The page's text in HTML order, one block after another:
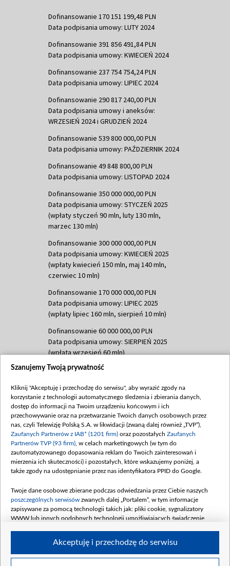
Dofinansowanie 170 151 199,48 PLN
Data podpisania umowy: LUTY 2024
Dofinansowanie 391 856 491,84 PLN
Data podpisania umowy: KWIECIEŃ 2024
Dofinansowanie 237 754 754,24 PLN
Data podpisania umowy: LIPIEC 2024
Dofinansowanie 290 817 240,00 PLN
Data podpisania umowy i aneksów:
WRZESIEŃ 2024 i GRUDZIEŃ 2024
Dofinansowanie 539 800 000,00 PLN
Data podpisania umowy: PAŹDZIERNIK 2024
Dofinansowanie 49 848 800,00 PLN
Data podpisania umowy: LISTOPAD 2024
Dofinansowanie 350 000 000,00 PLN
Data podpisania umowy: STYCZEŃ 2025
(wpłaty styczeń 90 mln, luty 130 mln,
marzec 130 mln)
Dofinansowanie 300 000 000,00 PLN
Data podpisania umowy: KWIECIEŃ 2025
(wpłaty kwiecień 150 mln, maj 140 mln,
czerwiec 10 mln)
Dofinansowanie 170 000 000,00 PLN
Data podpisania umowy: LIPIEC 2025
(wpłaty lipiec 160 mln, sierpień 10 mln)
Dofinansowanie 60 000 000,00 PLN
Data podpisania umowy: SIERPIEŃ 2025
(wpłata wrzesień 60 mln)
Dofinansowanie 635 783 051,21 PLN
(wpłata wrzesień 100 mln, październik 350
mln, listopad 265 mln)
Dofinansowanie 48 862 000,00 PLN
Data podpisania umowy: GRUDZIEŃ 2025
(wpłata grudzień 60,548 mln)
Dofinansowanie 900 000 000,00 PLN
Data podpisania umowy: LUTY 2026 (wpłata
kwiecień 180 mln, 7 maja 180 mln, 8
czerwca 90 mln)
Dofinansowanie 250 000 000,00 PLN
4 sierpnia 250 mln
Szanujemy Twoją prywatność
Kliknij "Akceptuję i przechodzę do serwisu", aby wyrazić zgody na
korzystanie z technologii automatycznego śledzenia i zbierania danych,
dostęp do informacji na Twoim urządzeniu końcowym i ich
przechowywanie oraz na przetwarzanie Twoich danych osobowych przez
nas, czyli Telewizję Polską S.A. w likwidacji (zwaną dalej również „TVP”),
Zaufanych Partnerów z IAB* (1201 firm) oraz pozostałych Zaufanych
Partnerów TVP (93 firm) , w celach marketingowych (w tym do
zautomatyzowanego dopasowania reklam do Twoich zainteresowań i
mierzenia ich skuteczności) i pozostałych, które wskazujemy poniżej, a
także zgody na udostępnianie przez nas identyfikatora PPID do Google.
Twoje dane osobowe zbierane podczas odwiedzania przez Ciebie naszych
poszczególnych serwisów zwanych dalej „Portalem”, w tym informacje
zapisywane za pomocą technologii takich jak: pliki cookie, sygnalizatory
WWW lub innych podobnych technologii umożliwiających świadczenie
Akceptuję i przechodzę do serwisu